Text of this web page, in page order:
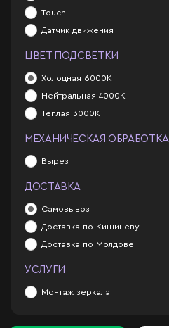
Touch
Датчик движения
ЦВЕТ ПОДСВЕТКИ
Холодная 6000К
Нейтральная 4000К
Теплая 3000К
МЕХАНИЧЕСКАЯ ОБРАБОТКА
Вырез
ДОСТАВКА
Самовывоз
Доставка по Кишиневу
Доставка по Молдове
УСЛУГИ
Монтаж зеркала